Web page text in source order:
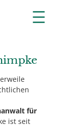
für
ist seit